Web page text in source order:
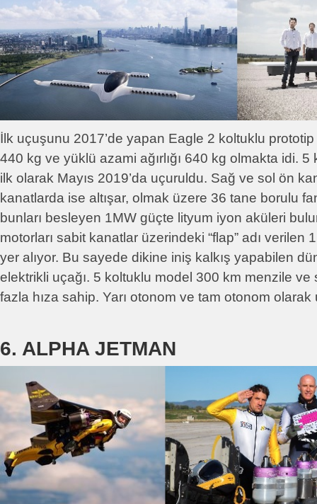
İlk uçuşunu 2017’de yapan Eagle 2 koltuklu prototip
440 kg ve yüklü azami ağırlığı 640 kg olmakta idi.
ilk olarak Mayıs 2019’da uçuruldu. Sağ ve sol ön
kanatlarda ise altışar, olmak üzere 36 tane borulu
bunları besleyen 1MW güçte lityum iyon aküleri
motorları sabit kanatlar üzerindeki “flap” adı verilen
yer alıyor. Bu sayede dikine iniş kalkış yapabilen
elektrikli uçağı. 5 koltuklu model 300 km menzile ve
fazla hıza sahip. Yarı otonom ve tam otonom
6. ALPHA JETMAN